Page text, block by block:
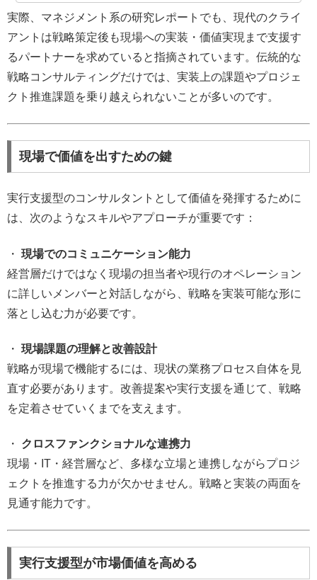
実際、マネジメント系の研究レポートでも、現代のクライ
アントは戦略策定後も現場への実装・価値実現まで支援す
るパートナーを求めていると指摘されています。伝統的な
戦略コンサルティングだけでは、実装上の課題やプロジェ
クト推進課題を乗り越えられないことが多いのです。
現場で価値を出すための鍵
実行支援型のコンサルタントとして価値を発揮するために
は、次のようなスキルやアプローチが重要です：
・ 現場でのコミュニケーション能力
経営層だけではなく現場の担当者や現行のオペレーション
に詳しいメンバーと対話しながら、戦略を実装可能な形に
落とし込む力が必要です。
・ 現場課題の理解と改善設計
戦略が現場で機能するには、現状の業務プロセス自体を見
直す必要があります。改善提案や実行支援を通じて、戦略
を定着させていくまでを支えます。
・ クロスファンクショナルな連携力
現場・IT・経営層など、多様な立場と連携しながらプロジ
ェクトを推進する力が欠かせません。戦略と実装の両面を
見通す能力です。
実行支援型が市場価値を高める